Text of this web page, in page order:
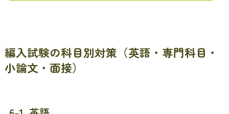
編入試験の科目別対策（英語・専門科目・
小論文・面接）